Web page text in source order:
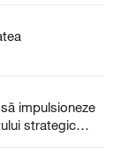
impulsioneze
strategic